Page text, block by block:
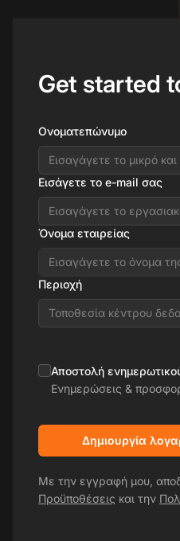
Get started
Ονοματεπώνυμο
Εισάγετε το e-mail σας
Όνομα εταιρείας
Περιοχή
Τοποθεσία κέντρου
Αποστολή
Ενημερώσεις &
Δημιουργία
Με την εγγραφή μου,
Προϋποθέσεις και την